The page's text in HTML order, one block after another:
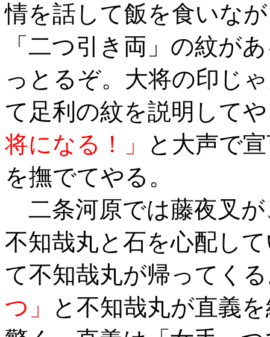
情を話して飯を食いな
「二つ引き両」の紋が
っとるぞ。大将の印じ
て足利の紋を説明して
将になる！」
と大声で
を撫でてやる。
二条河原では藤夜叉
不知哉丸と石を心配し
て不知哉丸が帰ってく
つ」
と不知哉丸が直義